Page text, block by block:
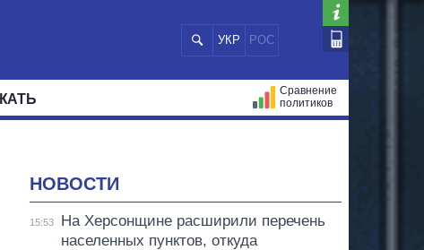
УКР РОС
Сравнение
политиков
НОВОСТИ
15:53
На Херсонщине расширили перечень
населенных пунктов, откуда